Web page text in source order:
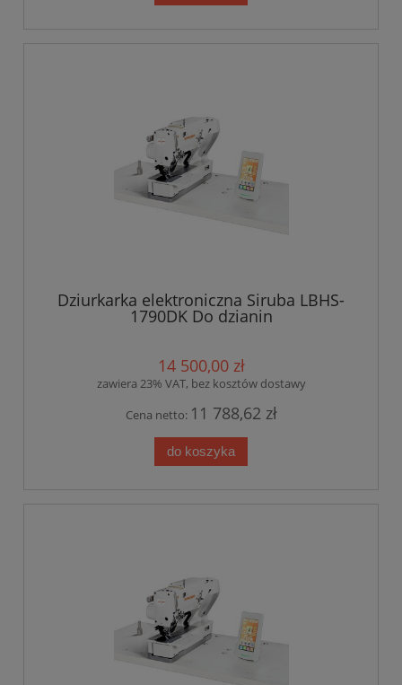
Dziurkarka elektroniczna Siruba LBHS-
1790DK Do dzianin
14 500,00 zł
zawiera 23% VAT, bez kosztów dostawy
Cena netto: 11 788,62 zł
do koszyka